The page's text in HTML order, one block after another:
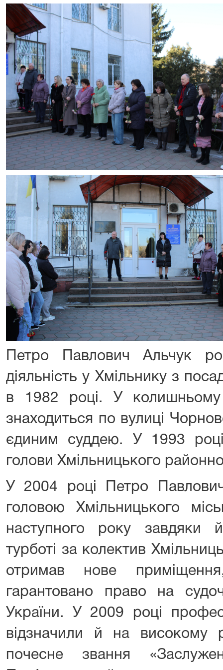
Петро Павлович Альчук
діяльність у Хмільнику з
в 1982 році. У
знаходиться по вулиці
єдиним суддею. У 1993
голови Хмільницького
У 2004 році Петро
головою Хмільницького
наступного року завдяки
турботі за колектив
отримав нове
гарантовано право на
України. У 2009 році
відзначили й на високому
почесне звання